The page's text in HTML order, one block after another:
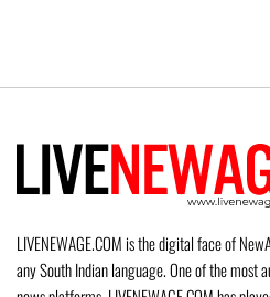
LIVENEWAGE.COM is the digital face of
any South Indian language. One of the most